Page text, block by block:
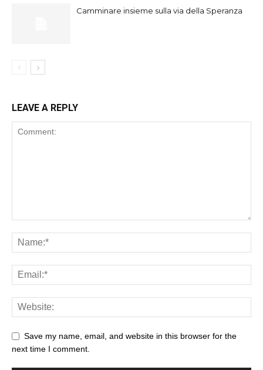
Camminare insieme sulla via della Speranza
LEAVE A REPLY
Save my name, email, and website in this browser for the
next time I comment.